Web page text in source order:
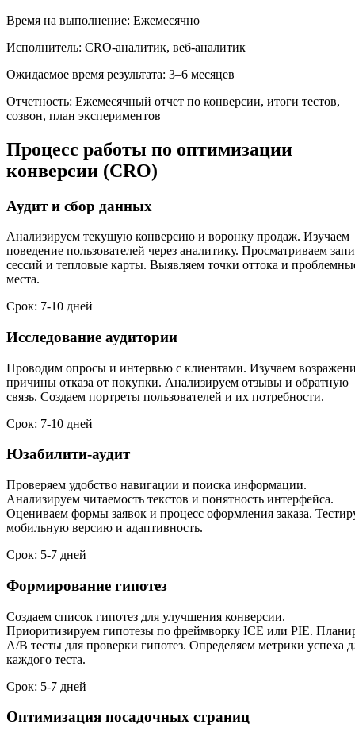
Время на выполнение: Ежемесячно
Исполнитель: CRO-аналитик, веб-аналитик
Ожидаемое время результата: 3–6 месяцев
Отчетность: Ежемесячный отчет по конверсии, итоги тестов,
созвон, план экспериментов
Процесс работы по оптимизации
конверсии (CRO)
Аудит и сбор данных
Анализируем текущую конверсию и воронку продаж. Изучаем
поведение пользователей через аналитику. Просматриваем
сессий и тепловые карты. Выявляем точки оттока и
места.
Срок: 7-10 дней
Исследование аудитории
Проводим опросы и интервью с клиентами. Изучаем
причины отказа от покупки. Анализируем отзывы и обратную
связь. Создаем портреты пользователей и их потребности.
Срок: 7-10 дней
Юзабилити-аудит
Проверяем удобство навигации и поиска информации.
Анализируем читаемость текстов и понятность интерфейса.
Оцениваем формы заявок и процесс оформления заказа.
мобильную версию и адаптивность.
Срок: 5-7 дней
Формирование гипотез
Создаем список гипотез для улучшения конверсии.
Приоритизируем гипотезы по фреймворку ICE или PIE.
A/B тесты для проверки гипотез. Определяем метрики успеха
каждого теста.
Срок: 5-7 дней
Оптимизация посадочных страниц